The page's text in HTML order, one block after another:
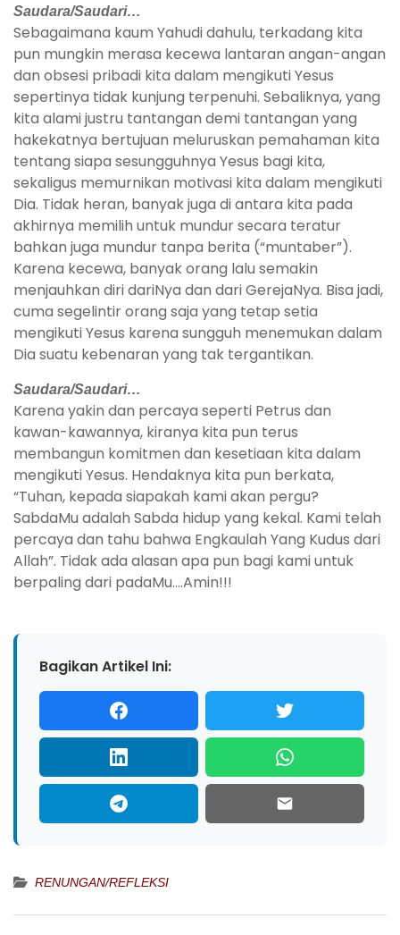
Saudara/Saudari…
Sebagaimana kaum Yahudi dahulu, terkadang kita
pun mungkin merasa kecewa lantaran angan-angan
dan obsesi pribadi kita dalam mengikuti Yesus
sepertinya tidak kunjung terpenuhi. Sebaliknya, yang
kita alami justru tantangan demi tantangan yang
hakekatnya bertujuan meluruskan pemahaman kita
tentang siapa sesungguhnya Yesus bagi kita,
sekaligus memurnikan motivasi kita dalam mengikuti
Dia. Tidak heran, banyak juga di antara kita pada
akhirnya memilih untuk mundur secara teratur
bahkan juga mundur tanpa berita (“muntaber”).
Karena kecewa, banyak orang lalu semakin
menjauhkan diri dariNya dan dari GerejaNya. Bisa jadi,
cuma segelintir orang saja yang tetap setia
mengikuti Yesus karena sungguh menemukan dalam
Dia suatu kebenaran yang tak tergantikan.
Saudara/Saudari…
Karena yakin dan percaya seperti Petrus dan
kawan-kawannya, kiranya kita pun terus
membangun komitmen dan kesetiaan kita dalam
mengikuti Yesus. Hendaknya kita pun berkata,
“Tuhan, kepada siapakah kami akan pergu?
SabdaMu adalah Sabda hidup yang kekal. Kami telah
percaya dan tahu bahwa Engkaulah Yang Kudus dari
Allah”. Tidak ada alasan apa pun bagi kami untuk
berpaling dari padaMu….Amin!!!
Bagikan Artikel Ini:
RENUNGAN/REFLEKSI